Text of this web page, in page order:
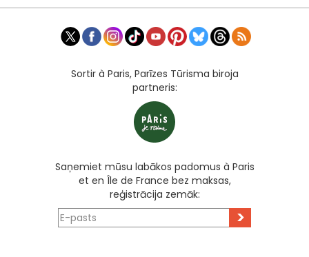
Sortir à Paris, Parīzes Tūrisma biroja
partneris:
Saņemiet mūsu labākos padomus à Paris
et en Île de France bez maksas,
reģistrācija zemāk:
>